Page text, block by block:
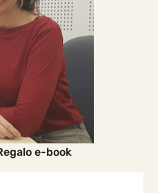
e-book